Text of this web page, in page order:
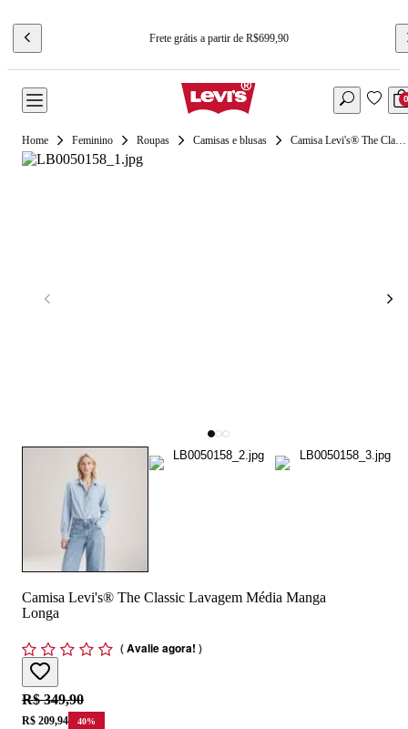
Frete grátis a partir de R$699,90
0
Feminino Roupas Camisas e blusas Camisa Levi's® The Classic Lavagem Média Manga Longa
Camisa Levi's® The Classic Lavagem Média Manga
Longa
(Avalie agora! )
Original price:
R$ 349,90
Price:
R$ 209,94 40%